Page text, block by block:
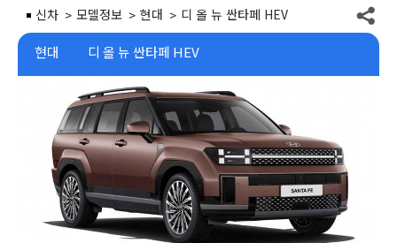
신차 모델정보 현대 디 올 뉴 싼타페 HEV
현대 디 올 뉴 싼타페 HEV